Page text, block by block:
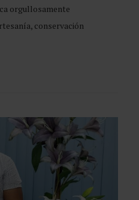
orgullosamente
conservación